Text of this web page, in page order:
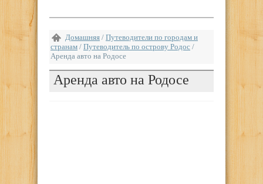
Домашняя / Путеводители по городам и
странам / Путеводитель по острову Родос /
Аренда авто на Родосе
Аренда авто на Родосе